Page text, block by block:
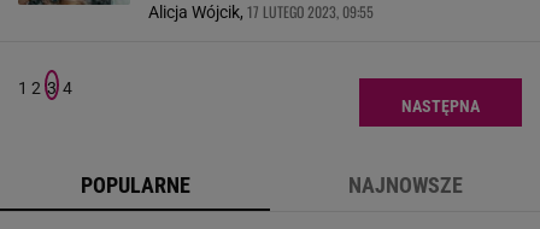
Alicja Wójcik, 17 LUTEGO 2023, 09:55
1 2 3 4
NASTĘPNA
POPULARNE NAJNOWSZE